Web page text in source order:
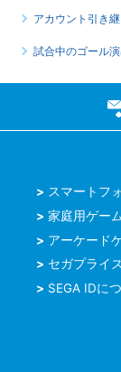
アカウント引き
試合中のゴール
スマートフ
家庭用ゲー
アーケード
セガプライ
SEGA IDに